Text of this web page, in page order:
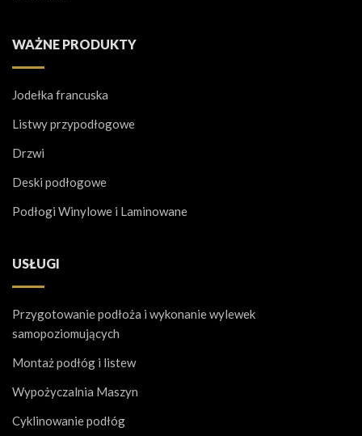
WAŻNE PRODUKTY
Jodełka francuska
Listwy przypodłogowe
Drzwi
Deski podłogowe
Podłogi Winylowe i Laminowane
USŁUGI
Przygotowanie podłoża i wykonanie wylewek
samopoziomujących
Montaż podłóg i listew
Wypożyczalnia Maszyn
Cyklinowanie podłóg